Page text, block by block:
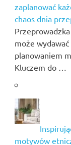
zaplanować
chaos dnia
może
planowaniem
Kluczem do …
motywów